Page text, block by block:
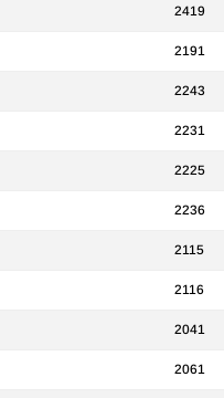
2419
2191
2243
2231
2225
2236
2115
2116
2041
2061